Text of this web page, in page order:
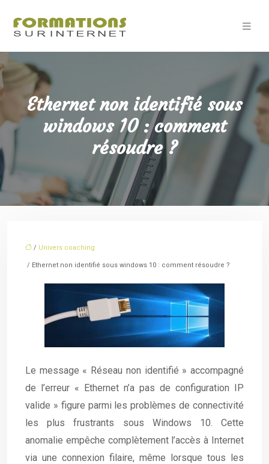
Ethernet non identifié sous
windows 10 : comment
résoudre ?
/ Univers coaching
/ Ethernet non identifié sous windows 10 : comment résoudre ?
Le message « Réseau non identifié » accompagné
de l’erreur « Ethernet n’a pas de configuration IP
valide » figure parmi les problèmes de connectivité
les plus frustrants sous Windows 10. Cette
anomalie empêche complètement l’accès à Internet
via une connexion filaire, même lorsque tous les